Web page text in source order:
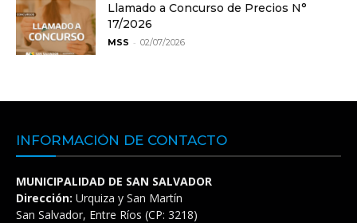
Llamado a Concurso de Precios N°
17/2026
MSS - 02/07/2026
INFORMACIÓN DE CONTACTO
MUNICIPALIDAD DE SAN SALVADOR
Dirección: Urquiza y San Martín
San Salvador, Entre Ríos (CP: 3218)